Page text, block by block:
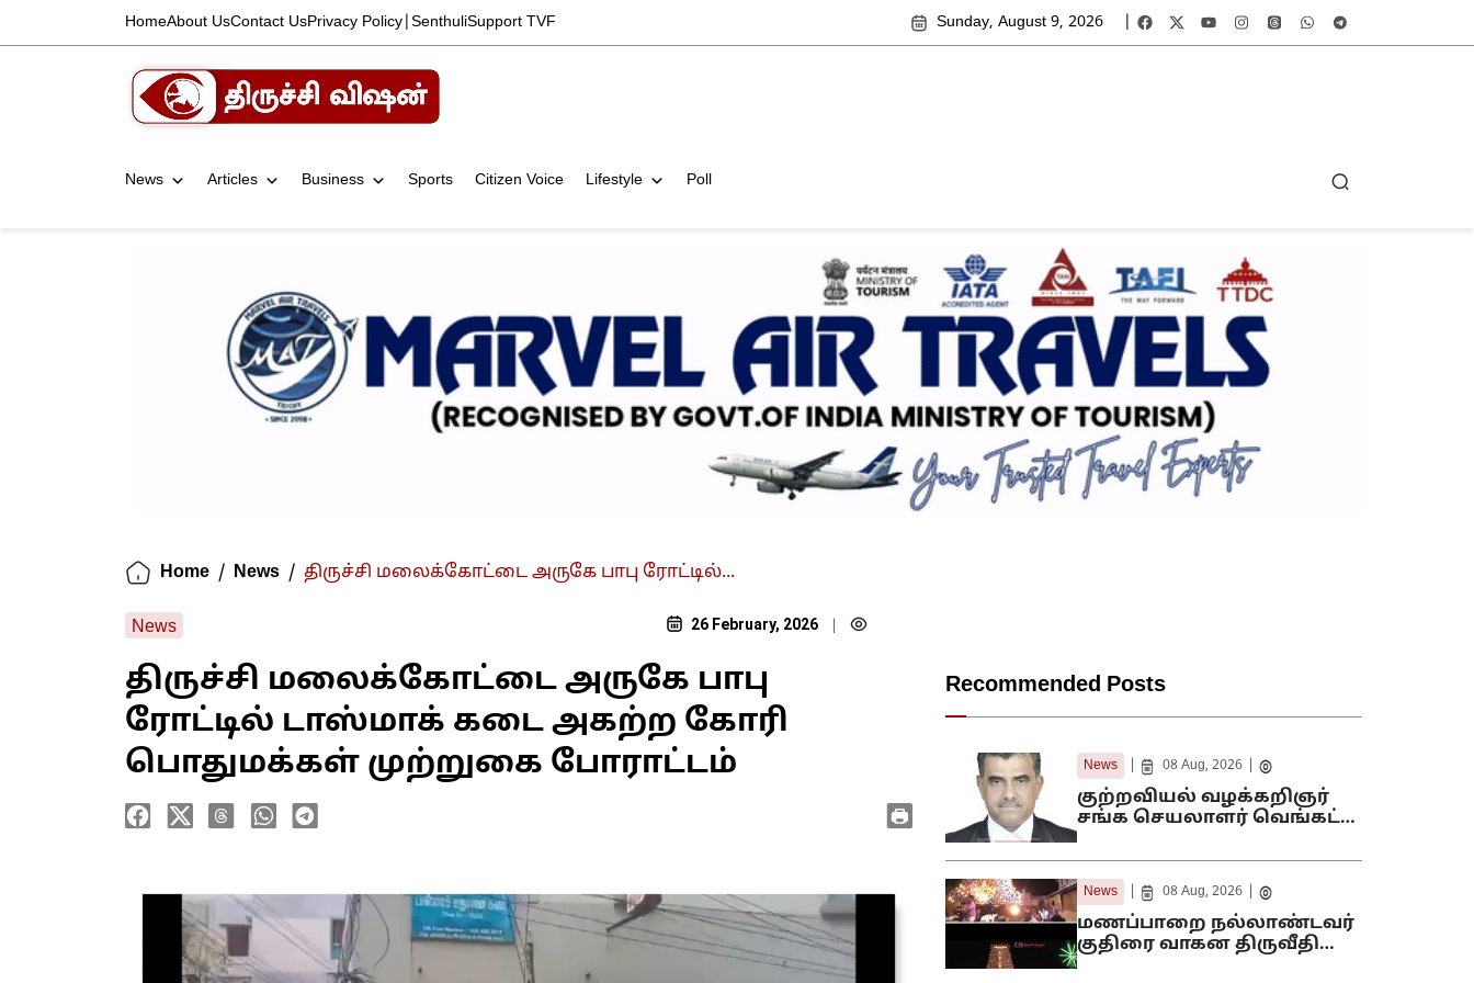
HomeAbout UsContact UsPrivacy Policy SenthuliSupport TVF Sunday, August 9, 2026
News Articles Business Sports Citizen Voice Lifestyle Poll
Home / News / திருச்சி மலைக்கோட்டை அருகே பாபு ரோட்டில்...
News 26 February, 2026
திருச்சி மலைக்கோட்டை அருகே பாபு
ரோட்டில் டாஸ்மாக் கடை அகற்ற கோரி
பொதுமக்கள் முற்றுகை போராட்டம்
Recommended Posts
News 08 Aug, 2026
குற்றவியல் வழக்கறிஞர்
சங்க செயலாளர் வெங்கட்…
News 08 Aug, 2026
மணப்பாறை நல்லாண்டவர்
குதிரை வாகன திருவீதி…